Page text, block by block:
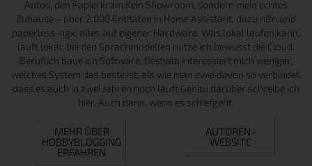
Autos, den Papierkram.Kein Showroom, sondern mein echtes
Zuhause – über 2.000 Entitäten in Home Assistant, dazu n8n und
paperless-ngx, alles auf eigener Hardware. Was lokal laufen kann,
läuft lokal; bei den Sprachmodellen nutze ich bewusst die Cloud.
Beruflich baue ich Software. Deshalb interessiert mich weniger,
welches System das beste ist, als wie man zwei davon so verbindet,
dass es auch in zwei Jahren noch läuft.Genau darüber schreibe ich
hier. Auch dann, wenn es schiefgeht.
MEHR ÜBER
HOBBYBLOGGING
ERFAHREN
AUTOREN-
WEBSITE